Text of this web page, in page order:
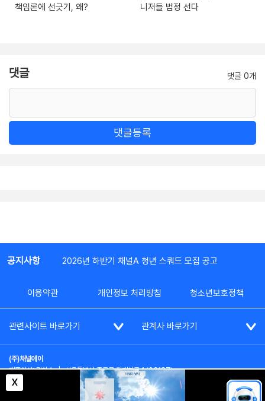
책임론에 선긋기, 왜?
니저들 법정 선다
댓글 댓글 0개
댓글등록
X
공지사항 2026년 하반기 채널A 청년 스쿼드 모집 공고
이용약관 개인정보 처리방침 청소년보호정책
관련사이트 바로가기 관계사 바로가기
(주)채널에이
대표이사: 김차수 | 서울특별시 종로구 청계천로 1 (03187)
부가통신사업신고: 022357호 | 사업자등록번호: 101-86-62787
대표전화: (02)2020-3114
시청자상담실: (02)2020-3100